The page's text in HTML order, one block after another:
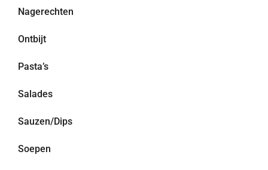
Nagerechten
Ontbijt
Pasta’s
Salades
Sauzen/Dips
Soepen